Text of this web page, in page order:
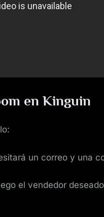
en Kinguin
un correo y una
el vendedor